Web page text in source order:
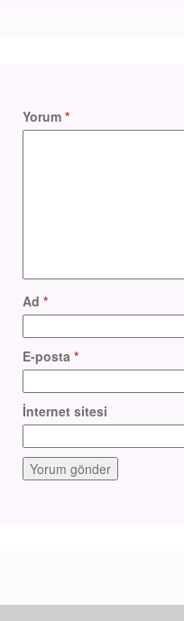
Yorum *
Ad *
E-posta *
İnternet sitesi